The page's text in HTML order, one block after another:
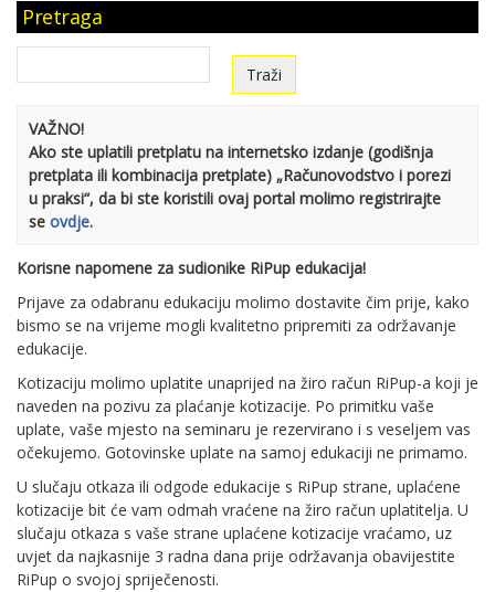
Pretraga
VAŽNO!
Ako ste uplatili pretplatu na internetsko izdanje (godišnja
pretplata ili kombinacija pretplate) „Računovodstvo i porezi
u praksi“, da bi ste koristili ovaj portal molimo registrirajte
se ovdje.
Korisne napomene za sudionike RiPup edukacija!
Prijave za odabranu edukaciju molimo dostavite čim prije, kako
bismo se na vrijeme mogli kvalitetno pripremiti za održavanje
edukacije.
Kotizaciju molimo uplatite unaprijed na žiro račun RiPup-a koji je
naveden na pozivu za plaćanje kotizacije. Po primitku vaše
uplate, vaše mjesto na seminaru je rezervirano i s veseljem vas
očekujemo. Gotovinske uplate na samoj edukaciji ne primamo.
U slučaju otkaza ili odgode edukacije s RiPup strane, uplaćene
kotizacije bit će vam odmah vraćene na žiro račun uplatitelja. U
slučaju otkaza s vaše strane uplaćene kotizacije vraćamo, uz
uvjet da najkasnije 3 radna dana prije održavanja obavijestite
RiPup o svojoj spriječenosti.